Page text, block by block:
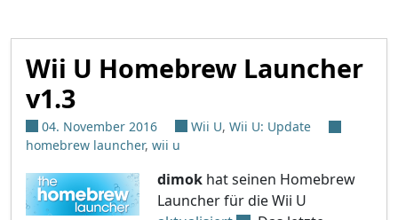
Wii U Homebrew Launcher
v1.3
04. November 2016 Wii U, Wii U: Update
homebrew launcher, wii u
dimok hat seinen Homebrew
Launcher für die Wii U